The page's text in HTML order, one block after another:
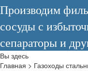
Производим
сосуды с
сепараторы и
Вы здесь
Главная > Газоходы